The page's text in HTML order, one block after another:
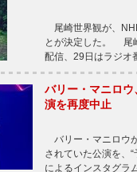
尾崎世界観が、
とが決定した。 尾
配信、29日はラジ
バリー・マニロ
演を再度中止
バリー・マニロウ
されていた公演を、
によるインスタグラ